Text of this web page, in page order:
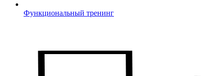
Функциональный тренинг